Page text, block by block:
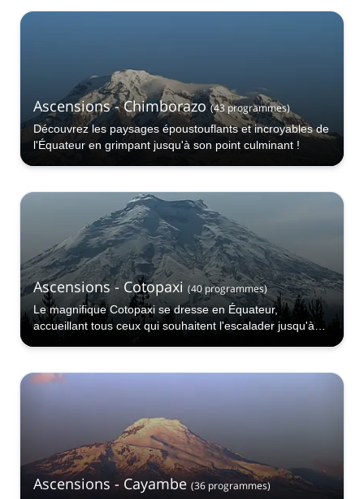
Ascensions - Chimborazo (43 programmes)
Découvrez les paysages époustouflants et incroyables de
l'Équateur en grimpant jusqu'à son point culminant !
Ascensions - Cotopaxi (40programmes)
Le magnifique Cotopaxi se dresse en Équateur,
accueillant tous ceux qui souhaitent l'escalader jusqu'à
Ascensions - Cayambe (36 programmes)